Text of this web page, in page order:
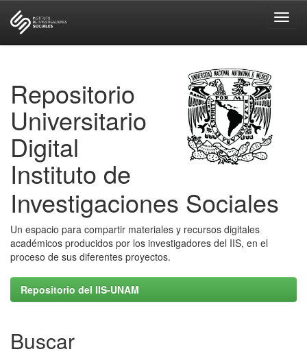
Repositorio
Universitario
Digital
Instituto de
Investigaciones Sociales
Un espacio para compartir materiales y recursos digitales
académicos producidos por los investigadores del IIS, en el
proceso de sus diferentes proyectos.
Repositorio del IIS-UNAM
Buscar